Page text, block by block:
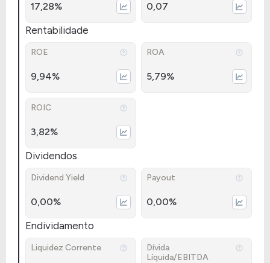
17,28% 0,07
Rentabilidade
ROE
9,94%
ROA
5,79%
ROIC
3,82%
Dividendos
Dividend Yield
0,00%
Payout
0,00%
Endividamento
Liquidez Corrente
Dívida
Líquida/EBITDA